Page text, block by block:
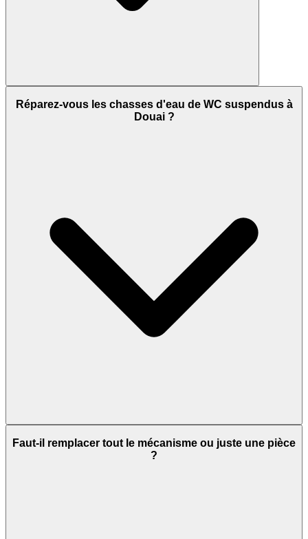
Réparez-vous les chasses d'eau de WC suspendus à
Douai ?
Faut-il remplacer tout le mécanisme ou juste une pièce
?